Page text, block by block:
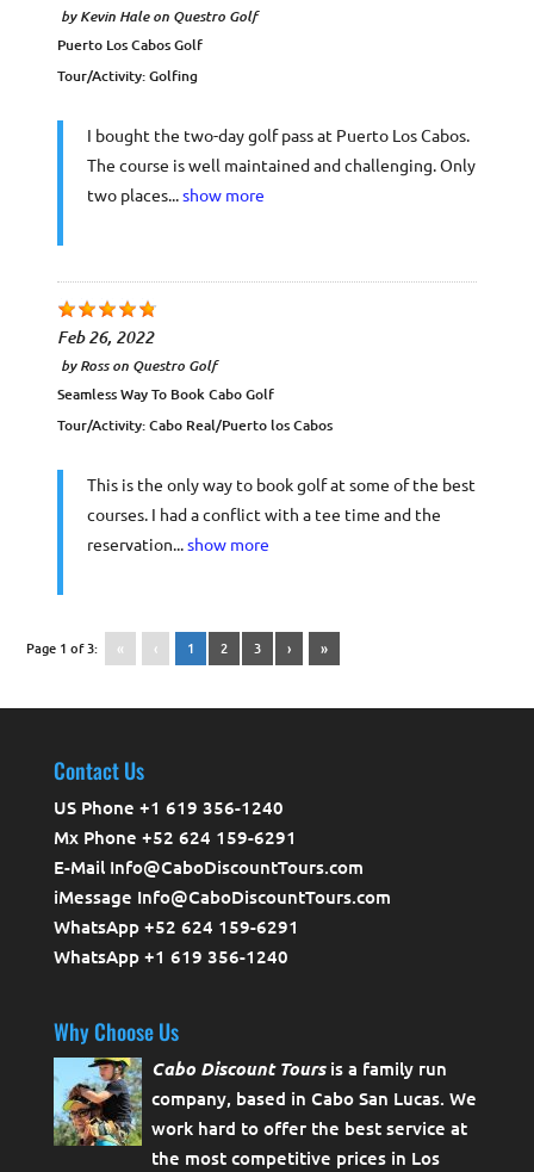
byKevin Haleon Questro Golf
Puerto Los Cabos Golf
Tour/Activity:Golfing
I bought the two-day golf pass at Puerto Los Cabos.
The course is well maintained and challenging. Only
two places...show more
Feb 26, 2022
byRosson Questro Golf
Seamless Way To Book Cabo Golf
Tour/Activity:Cabo Real/Puerto los Cabos
This is the only way to book golf at some of the best
courses. I had a conflict with a tee time and the
reservation...show more
Page 1 of 3: « ‹ 1 2 3 › »
Contact Us
US Phone +1 619 356-1240
Mx Phone +52 624 159-6291
E-Mail Info@CaboDiscountTours.com
iMessage Info@CaboDiscountTours.com
WhatsApp +52 624 159-6291
WhatsApp +1 619 356-1240
Why Choose Us
Cabo Discount Toursis a family run
company, based in Cabo San Lucas. We
work hard to offer the best service at
the most competitive prices in Los